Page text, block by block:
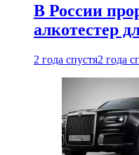
В России
алкотестер
2 года спустя2 года